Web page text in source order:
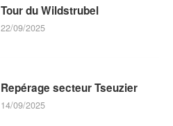
Tour du Wildstrubel
22/09/2025
Repérage secteur Tseuzier
14/09/2025